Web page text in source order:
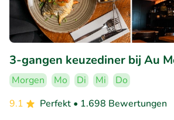
3-gangen keuzediner bij Au
Morgen Mo Di Mi
Do
9.1
Perfekt • 1.698 Bewertungen